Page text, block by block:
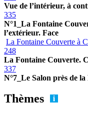
Vue de l’intérieur, à
335
N°1_La Fontaine
l’extérieur. Face
La Fontaine Couverte à
248
La Fontaine Couverte.
337
N°7_Le Salon près de
Thèmes